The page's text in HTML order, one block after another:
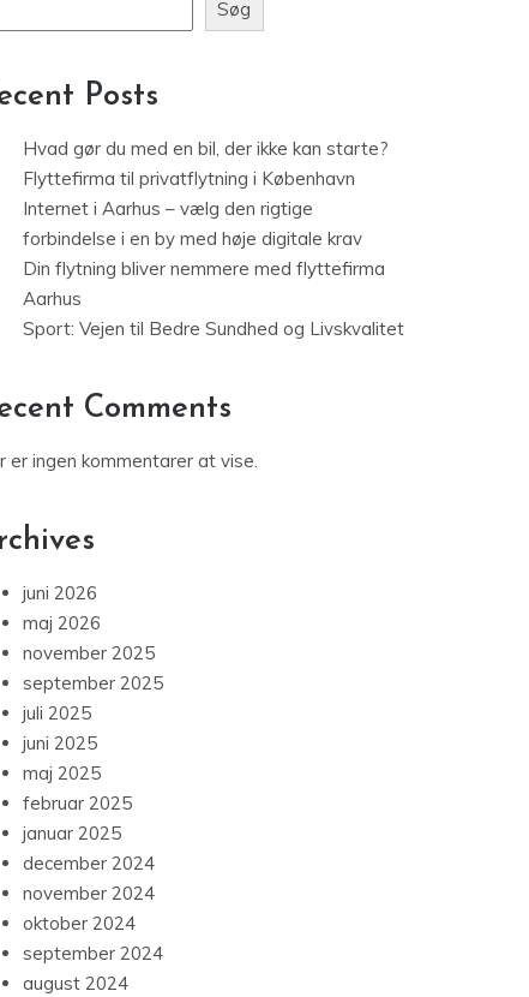
Søg
Posts
Hvad gør du med en bil, der ikke kan starte?
Flyttefirma til privatflytning i København
Internet i Aarhus – vælg den rigtige
forbindelse i en by med høje digitale krav
Din flytning bliver nemmere med flyttefirma
Aarhus
Sport: Vejen til Bedre Sundhed og Livskvalitet
Comments
er ingen kommentarer at vise.
juni 2026
maj 2026
november 2025
september 2025
juli 2025
juni 2025
maj 2025
februar 2025
januar 2025
december 2024
november 2024
oktober 2024
september 2024
august 2024